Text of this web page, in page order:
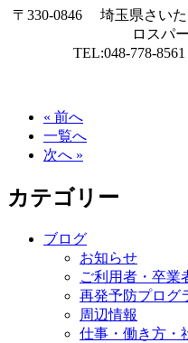
〒330-0846 埼玉県さい
ロスパ
TEL:048-778-
« 前へ
一覧へ
次へ »
カテゴリー
ブログ
お知らせ
ご利用者・卒業
再発予防プログ
周辺情報
仕事・働き方・